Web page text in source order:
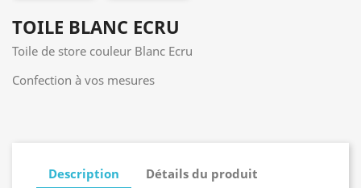
TOILE BLANC ECRU
Toile de store couleur Blanc Ecru
Confection à vos mesures
Description Détails du produit